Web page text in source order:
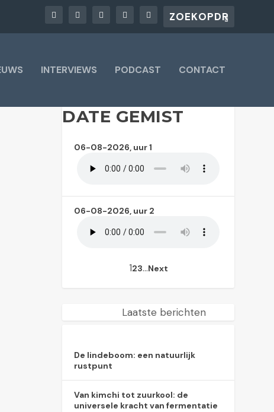
INTERVIEWS PODCAST CONTACT
DATE GEMIST
06-08-2026, uur 1
06-08-2026, uur 2
123…Next
Laatste berichten
De lindeboom: een natuurlijk
rustpunt
Van kimchi tot zuurkool: de
universele kracht van fermentatie